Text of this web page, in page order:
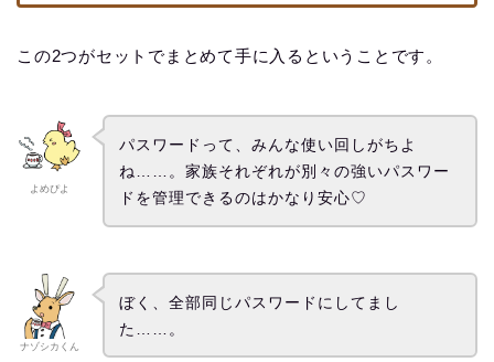
この2つがセットでまとめて手に入るということです。
よめぴよ
パスワードって、みんな使い回しがちよ
ね……。家族それぞれが別々の強いパスワー
ドを管理できるのはかなり安心♡
ナゾシカくん
ぼく、全部同じパスワードにしてまし
た……。